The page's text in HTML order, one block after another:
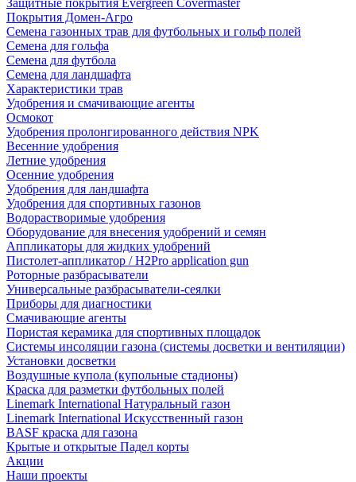
Защитные покрытия Evergreen Covermaster
Покрытия Домен-Агро
Семена газонных трав для футбольных и гольф полей
Семена для гольфа
Семена для футбола
Семена для ландшафта
Характеристики трав
Удобрения и смачивающие агенты
Осмокот
Удобрения пролонгированного действия NPK
Весенние удобрения
Летние удобрения
Осенние удобрения
Удобрения для ландшафта
Удобрения для спортивных газонов
Водорастворимые удобрения
Оборудование для внесения удобрений и семян
Аппликаторы для жидких удобрений
Пистолет-аппликатор / H2Pro application gun
Роторные разбрасыватели
Универсальные разбрасыватели-сеялки
Приборы для диагностики
Смачивающие агенты
Пористая керамика для спортивных площадок
Системы инсоляции газона (системы досветки и вентиляции)
Установки досветки
Воздушные купола (купольные стадионы)
Краска для разметки футбольных полей
Linemark International Натуральный газон
Linemark International Искусственный газон
BASF краска для газона
Крытые и открытые Падел корты
Акции
Наши проекты